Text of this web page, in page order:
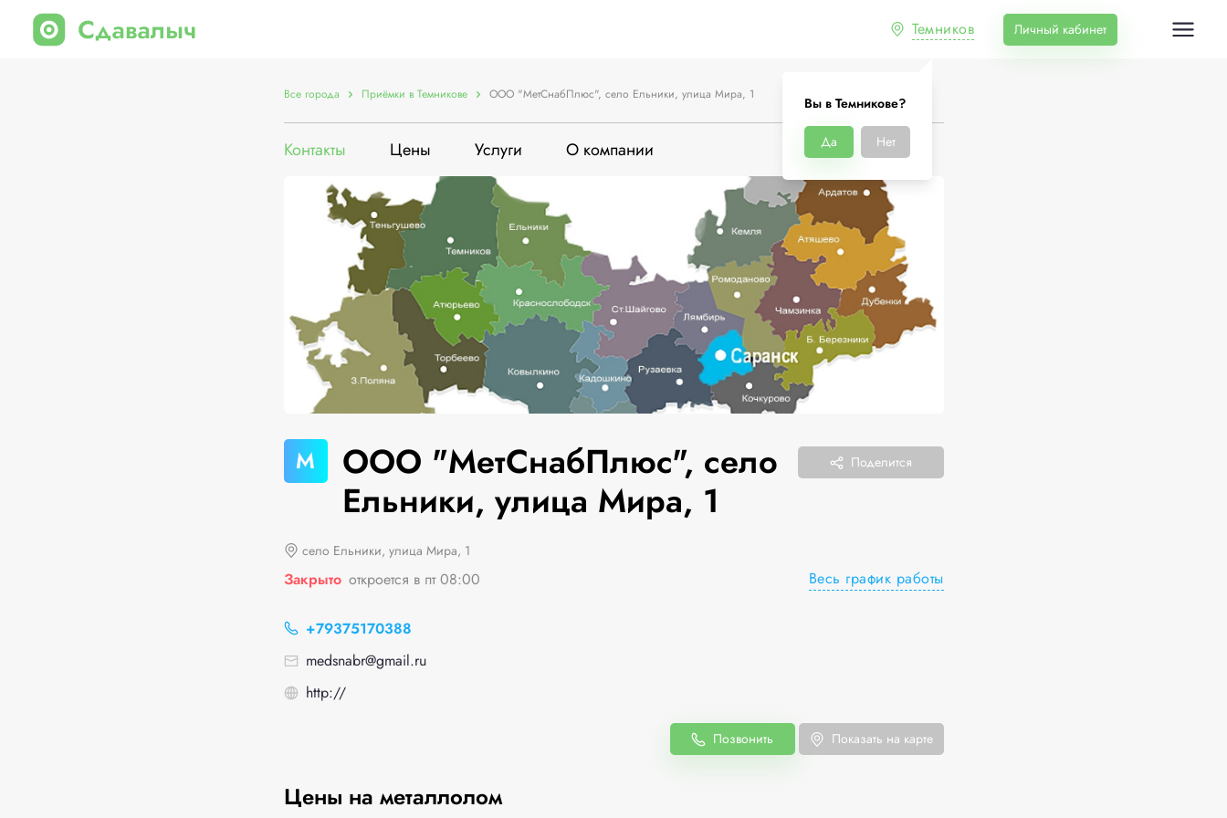
Темников
Вы в Темникове?
Да Нет
Личный кабинет
Все города Приёмки в Темникове ООО "МетСнабПлюс", село Ельники, улица Мира, 1
Контакты Цены Услуги О компании
М
ООО "МетСнабПлюс", село
Ельники, улица Мира, 1
Поделится
село Ельники, улица Мира, 1
Закрыто откроется в пт 08:00 Весь график работы
+79375170388
medsnabr@gmail.ru
http://
Позвонить Показать на карте
Цены на металлолом